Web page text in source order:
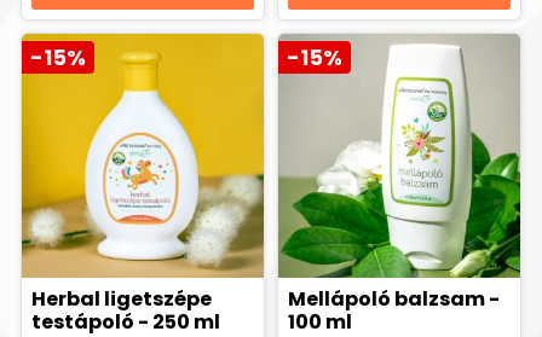
-15%
Herbal ligetszépe
testápoló - 250 ml
-15%
Mellápoló balzsam -
100 ml